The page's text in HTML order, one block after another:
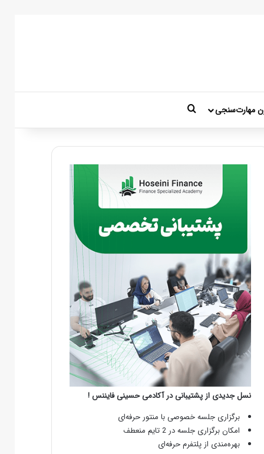
مهارت‌سنجی
نسل جدیدی از پشتیبانی در آکادمی حسینی فایننس !
برگزاری جلسه خصوصی با منتور حرفه‌ای
امکان برگزاری جلسه در 2 تایم منعطف
بهره‌مندی از پلتفرم حرفه‌ای